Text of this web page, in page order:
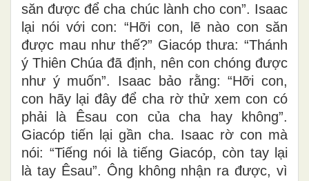
săn được để cha chúc lành cho con”. Isaac
lại nói với con: “Hỡi con, lẽ nào con săn
được mau như thế?” Giacóp thưa: “Thánh
ý Thiên Chúa đã định, nên con chóng được
như ý muốn”. Isaac bảo rằng: “Hỡi con,
con hãy lại đây để cha rờ thử xem con có
phải là Êsau con của cha hay không”.
Giacóp tiến lại gần cha. Isaac rờ con mà
nói: “Tiếng nói là tiếng Giacóp, còn tay lại
là tay Êsau”. Ông không nhận ra được, vì